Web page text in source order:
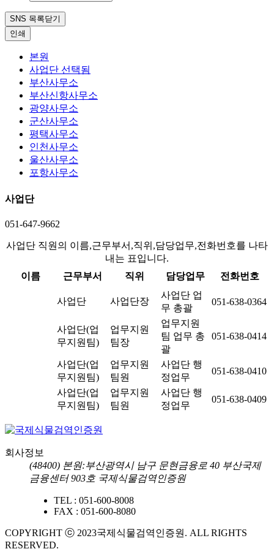
SNS 목록닫기
인쇄
본원
사업단 선택됨
부산사무소
부산신항사무소
광양사무소
군산사무소
평택사무소
인천사무소
울산사무소
포항사무소
사업단
051-647-9662
사업단 직원의 이름,근무부서,직위,담당업무,전화번호를 나타
내는 표입니다.
이름
근무부서 직위 담당업무 전화번호
사업단 사업단장
사업단 업
무 총괄
051-638-0364
사업단(업
무지원팀)
업무지원
팀장
업무지원
팀 업무 총
괄
051-638-0414
사업단(업
무지원팀)
업무지원
팀원
사업단 행
정업무
051-638-0410
사업단(업
무지원팀)
업무지원
팀원
사업단 행
정업무
051-638-0409
회사정보
(48400) 본원:부산광역시 남구 문현금융로 40 부산국제
금융센터 903호 국제식물검역인증원
TEL : 051-600-8008
FAX : 051-600-8080
COPYRIGHT ⓒ 2023국제식물검역인증원. ALL RIGHTS
RESERVED.